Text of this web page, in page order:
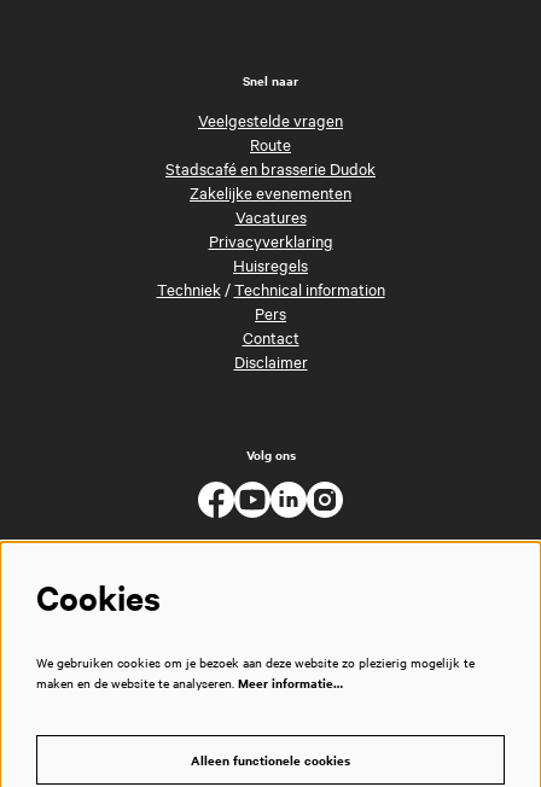
Snel naar
Veelgestelde vragen
Route
Stadscafé en brasserie Dudok
Zakelijke evenementen
Vacatures
Privacyverklaring
Huisregels
Techniek/Technical information
Pers
Contact
Disclaimer
Volg ons
Cookies
We gebruiken cookies om je bezoek aan deze website zo plezierig mogelijk te
maken en de website te analyseren. Meer informatie…
Alleen functionele cookies